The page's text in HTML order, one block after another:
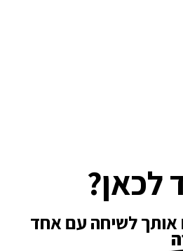
לכאן?
אותך לשיחה עם אחד